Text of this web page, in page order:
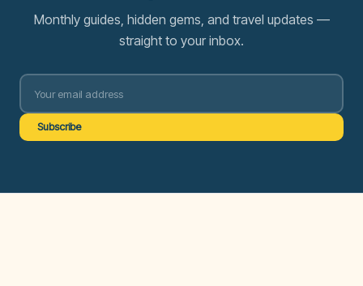
Monthly guides, hidden gems, and travel updates —
straight to your inbox.
Subscribe